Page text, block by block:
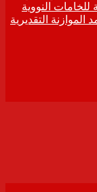
للخامات النووية
الموازنة التقديرية